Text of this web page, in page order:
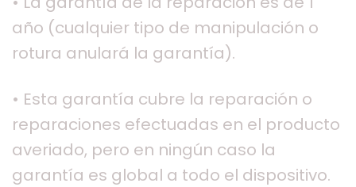
año (cualquier tipo de manipulación o
rotura anulará la garantía).
• Esta garantía cubre la reparación o
reparaciones efectuadas en el producto
averiado, pero en ningún caso la
garantía es global a todo el dispositivo.